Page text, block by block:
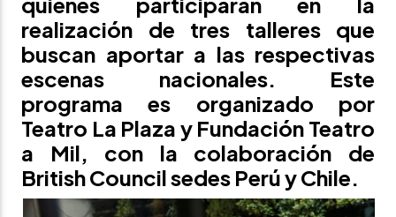
realización de tres talleres que
buscan aportar a las respectivas
escenas nacionales. Este
programa es organizado por
Teatro La Plaza y Fundación Teatro
a Mil, con la colaboración de
British Council sedes Perú y Chile.